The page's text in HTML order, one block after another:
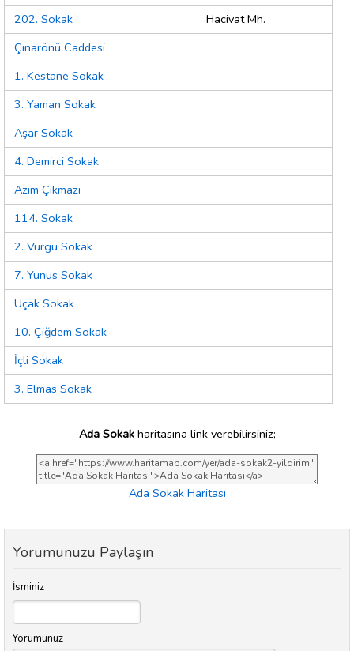
202. Sokak
Hacivat Mh.
Çınarönü Caddesi
1. Kestane Sokak
3. Yaman Sokak
Aşar Sokak
4. Demirci Sokak
Azim Çıkmazı
114. Sokak
2. Vurgu Sokak
7. Yunus Sokak
Uçak Sokak
10. Çiğdem Sokak
İçli Sokak
3. Elmas Sokak
Ada Sokakharitasına link verebilirsiniz;
Ada Sokak Haritası
Yorumunuzu Paylaşın
İsminiz
Yorumunuz